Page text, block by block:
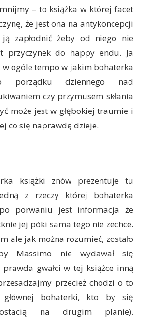
– to książka w której facet
że jest ona na antykoncepcji
zapłodnić żeby od niego nie
przyczynek do happy endu. Ja
w ogóle tempo w jakim bohaterka
porządku dziennego nad
czy przymusem skłania
może jest w głębokiej traumie i
co się naprawdę dzieje.
książki znów prezentuje tu
z rzeczy której bohaterka
porwaniu jest informacja że
jej póki sama tego nie zechce.
ale jak można rozumieć, zostało
Massimo nie wydawał się
prawda gwałci w tej książce inną
przecież chodzi o to
głównej bohaterki, kto by się
na drugim planie).